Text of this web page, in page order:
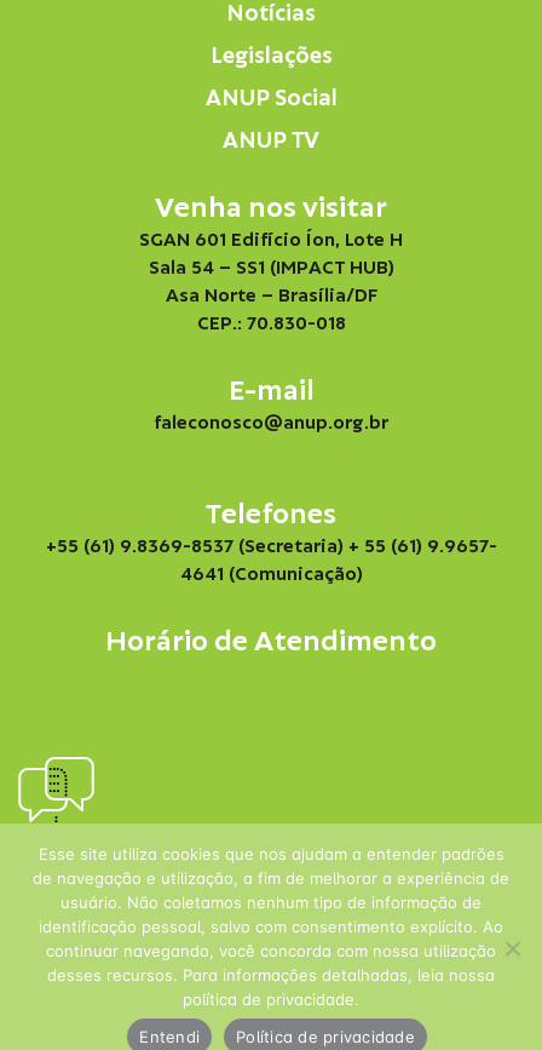
Notícias
Legislações
ANUP Social
ANUP TV
Venha nos visitar
SGAN 601 Edifício Íon, Lote H
Sala 54 – SS1 (IMPACT HUB)
Asa Norte – Brasília/DF
CEP.: 70.830-018
E-mail
faleconosco@anup.org.br
Telefones
+55 (61) 9.8369-8537 (Secretaria) + 55 (61) 9.9657-
4641 (Comunicação)
Horário de Atendimento
Esse site utiliza cookies que nos ajudam a entender padrões
de navegação e utilização, a fim de melhorar a experiência de
usuário. Não coletamos nenhum tipo de informação de
identificação pessoal, salvo com consentimento explícito. Ao
continuar navegando, você concorda com nossa utilização
desses recursos. Para informações detalhadas, leia nossa
política de privacidade.
Entendi
Política de privacidade